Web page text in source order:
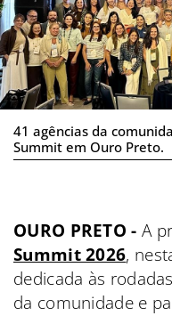
41 agências da
Summit em Ouro Preto.
OURO PRETO - A
Summit 2026,
dedicada às
da comunidade e